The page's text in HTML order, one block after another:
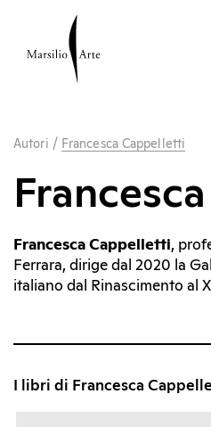
Autori / Francesca Cappelletti
Francesca Cappelletti,
Ferrara, dirige dal 2020 la
italiano dal Rinascimento al
I libri di Francesca